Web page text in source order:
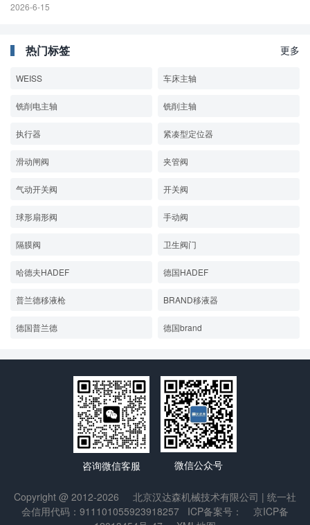
2026-6-15
更多
热门标签
WEISS 车床主轴
铣削电主轴 铣削主轴
执行器 紧凑型定位器
滑动闸阀 夹管阀
气动开关阀 开关阀
球形扇形阀 手动阀
隔膜阀 卫生阀门
哈德夫HADEF 德国HADEF
普兰德移液枪 BRAND移液器
德国普兰德 德国brand
咨询微信客服 微信公众号
Copyright @ 2012-2026 北京汉达森机械技术有限公司 | 统一社
会信用代码：911101055923918257
ICP备案号：
京ICP备